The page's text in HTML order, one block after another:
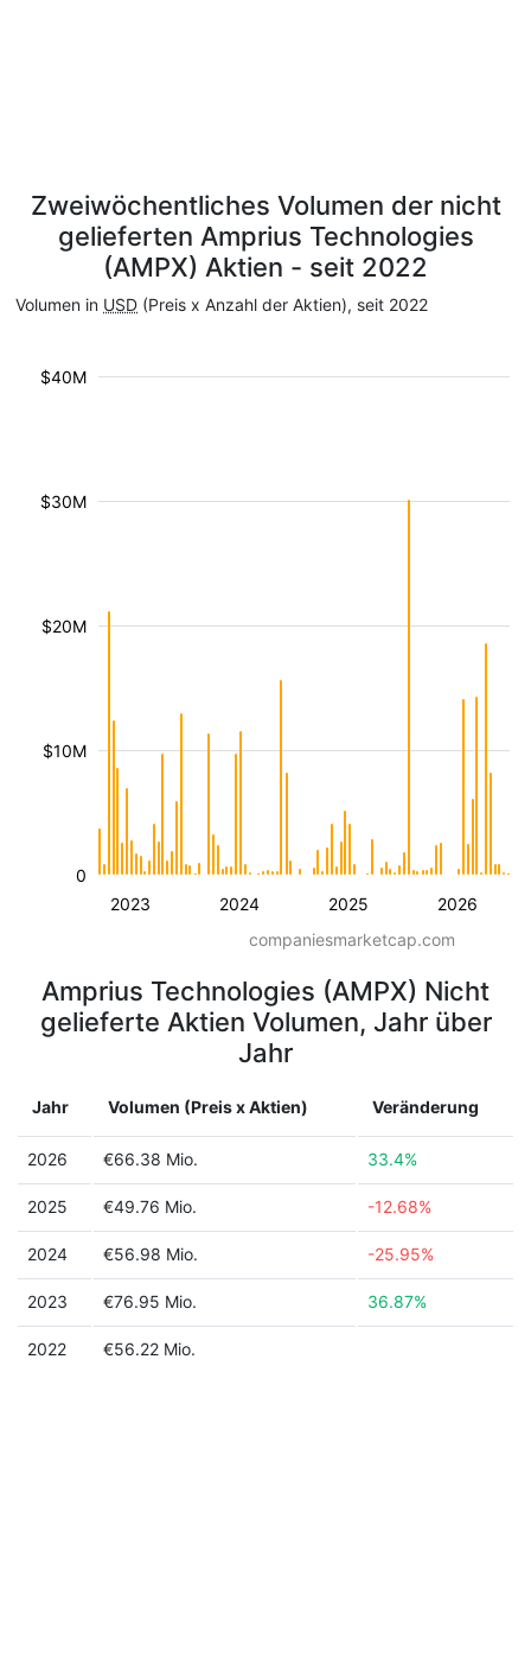
Zweiwöchentliches Volumen der nicht
gelieferten Amprius Technologies
(AMPX) Aktien - seit 2022
Volumen in USD (Preis x Anzahl der Aktien), seit 2022
2023 2024 2025 2026
$10M
$20M
$30M
$40M
0
companiesmarketcap.com
Amprius Technologies (AMPX) Nicht
gelieferte Aktien Volumen, Jahr über
Jahr
Jahr Volumen (Preis x Aktien) Veränderung
2026 €66.38 Mio. 33.4%
2025 €49.76 Mio. -12.68%
2024 €56.98 Mio. -25.95%
2023 €76.95 Mio. 36.87%
2022 €56.22 Mio.